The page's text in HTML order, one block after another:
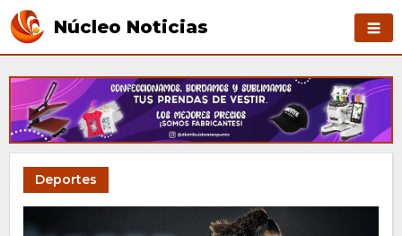
Núcleo Noticias
Deportes